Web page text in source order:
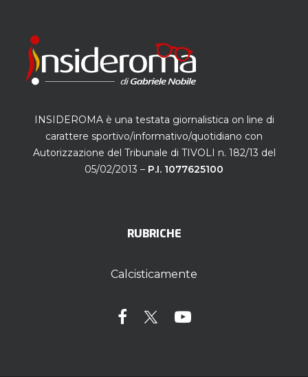
INSIDEROMA è una testata giornalistica on line di
carattere sportivo/informativo/quotidiano con
Autorizzazione del Tribunale di TIVOLI n. 182/13 del
05/02/2013 – P.I. 1077625100
RUBRICHE
Calcisticamente